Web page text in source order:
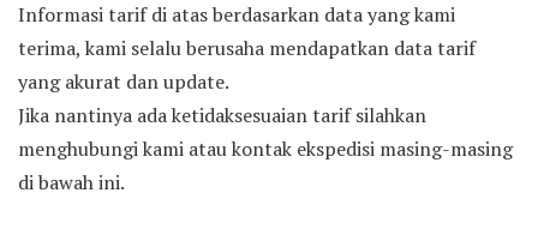
Informasi tarif di atas berdasarkan data yang kami
terima, kami selalu berusaha mendapatkan data tarif
yang akurat dan update.
Jika nantinya ada ketidaksesuaian tarif silahkan
menghubungi kami atau kontak ekspedisi masing-masing
di bawah ini.